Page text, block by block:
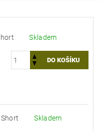
Skladem
Skladem